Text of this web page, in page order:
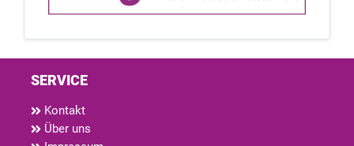
SERVICE
Kontakt
Über uns